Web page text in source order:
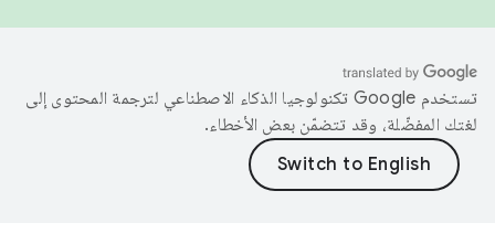
تستخدم Google تكنولوجيا الذكاء الاصطناعي لترجمة المحتوى إلى
لغتك المفضّلة، وقد تتضمّن بعض الأخطاء.